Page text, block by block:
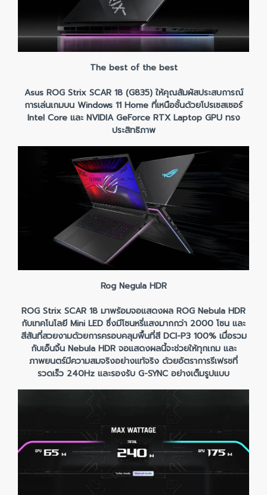
The best of the best
Asus ROG Strix SCAR 18 (G835) ให้คุณสัมผัสประสบการณ์
การเล่นเกมบน Windows 11 Home ที่เหนือชั้นด้วยโปรเซสเซอร์
Intel Core และ NVIDIA GeForce RTX Laptop GPU ทรง
ประสิทธิภาพ
Rog Negula HDR
ROG Strix SCAR 18 มาพร้อมจอแสดงผล ROG Nebula HDR
กับเทคโนโลยี Mini LED ซึ่งมีโซนหรี่แสงมากกว่า 2000 โซน และ
สีสันที่สวยงามด้วยการครอบคลุมพื้นที่สี DCI-P3 100% เมื่อรวม
กับเอ็นจิ้น Nebula HDR จอแสดงผลนี้จะช่วยให้ทุกเกม และ
ภาพยนตร์มีความสมจริงอย่างแท้จริง ด้วยอัตราการรีเฟรชที่
รวดเร็ว 240Hz และรองรับ G-SYNC อย่างเต็มรูปแบบ